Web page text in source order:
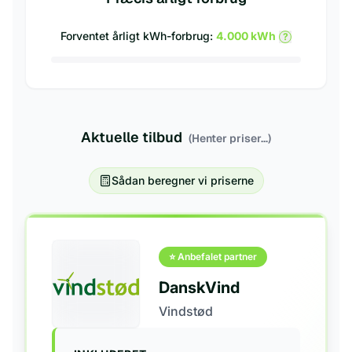
Forventet årligt kWh-forbrug: 4.000kWh ?
Aktuelle tilbud (Henter priser...)
Sådan beregner vi priserne
⭐ Anbefalet partner
DanskVind
Vindstød